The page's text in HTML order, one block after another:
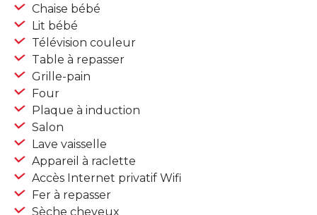
Chaise bébé
Lit bébé
Télévision couleur
Table à repasser
Grille-pain
Four
Plaque à induction
Salon
Lave vaisselle
Appareil à raclette
Accès Internet privatif Wifi
Fer à repasser
Sèche cheveux